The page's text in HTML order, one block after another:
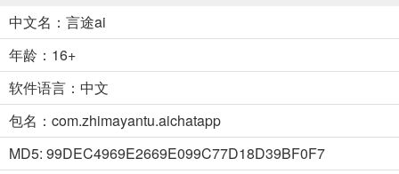
中文名：言途ai
年龄：16+
软件语言：中文
包名：com.zhimayantu.aichatapp
MD5: 99DEC4969E2669E099C77D18D39BF0F7